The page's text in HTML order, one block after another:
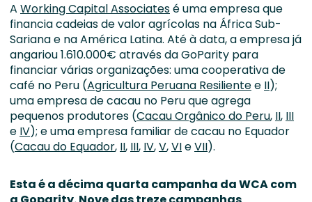
A Working Capital Associatesé uma empresa que
financia cadeias de valor agrícolas na África Sub-
Sariana e na América Latina. Até à data, a empresa já
angariou 1.610.000€ através da GoParity para
financiar várias organizações: uma cooperativa de
café no Peru (Agricultura Peruana Resilientee II);
uma empresa de cacau no Peru que agrega
pequenos produtores (Cacau Orgânico do Peru, II, III
e IV); e uma empresa familiar de cacau no Equador
(Cacau do Equador, II, III, IV,V,VIeVII).
Esta é a décima quarta campanha da WCA com